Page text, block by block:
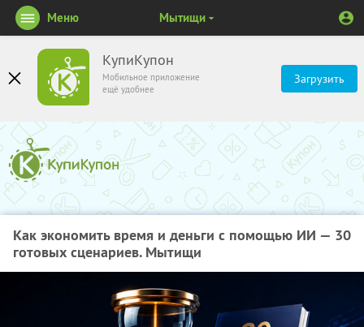
КупиКупон
Мобильное приложение
ещё удобнее
Загрузить
Меню Мытищи
Как экономить время и деньги с помощью ИИ — 30
готовых сценариев. Мытищи